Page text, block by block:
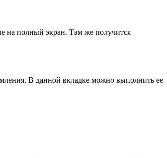
на полный экран. Там же получится
В данной вкладке можно выполнить ее